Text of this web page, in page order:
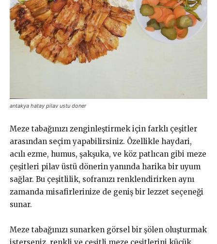
antakya hatay pilav ustu doner
Meze tabağınızı zenginleştirmek için farklı çeşitler
arasından seçim yapabilirsiniz. Özellikle haydari,
acılı ezme, humus, şakşuka, ve köz patlıcan gibi meze
çeşitleri pilav üstü dönerin yanında harika bir uyum
sağlar. Bu çeşitlilik, sofranızı renklendirirken aynı
zamanda misafirlerinize de geniş bir lezzet seçeneği
sunar.
Meze tabağınızı sunarken görsel bir şölen oluşturmak